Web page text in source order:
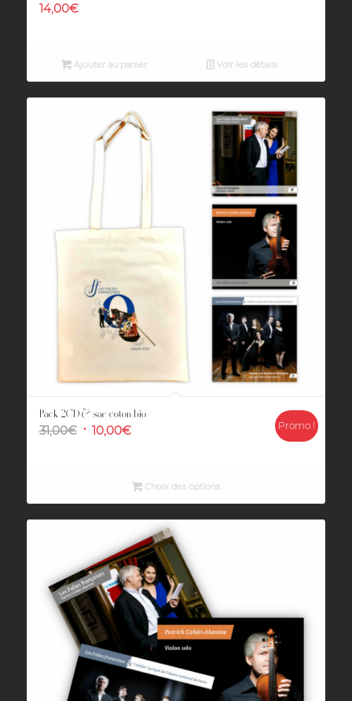
14,00€
Ajouter au panier Voir les détails
Pack 2CD & sac coton bio
31,00€ Le
31,00€.
10,00€Le
est :
10,00€.
Promo !
Choix des options